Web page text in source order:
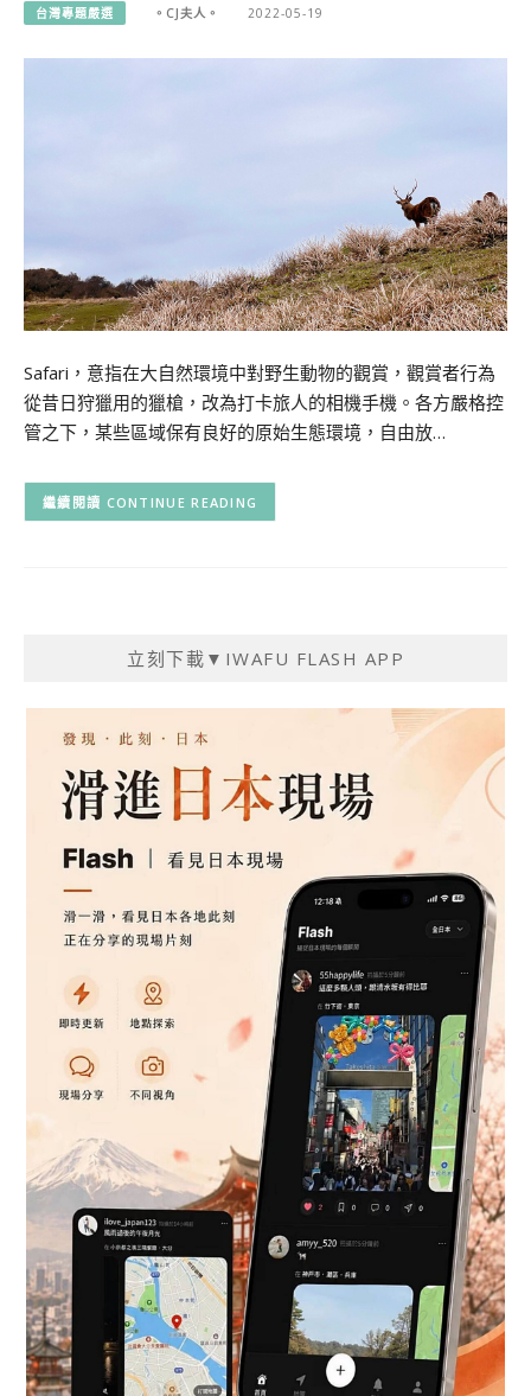
台灣專題嚴選 。CJ夫人。 2022-05-19
Safari，意指在大自然環境中對野生動物的觀賞，觀賞者行為
從昔日狩獵用的獵槍，改為打卡旅人的相機手機。各方嚴格控
管之下，某些區域保有良好的原始生態環境，自由放…
CONTINUE READING
立刻下載▼IWAFU FLASH APP